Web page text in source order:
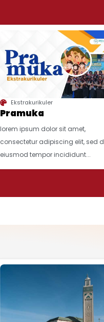
Ekstrakurikuler
Pramuka
lorem ipsum dolor sit amet,
consectetur adipiscing elit, sed
eiusmod tempor incididunt...